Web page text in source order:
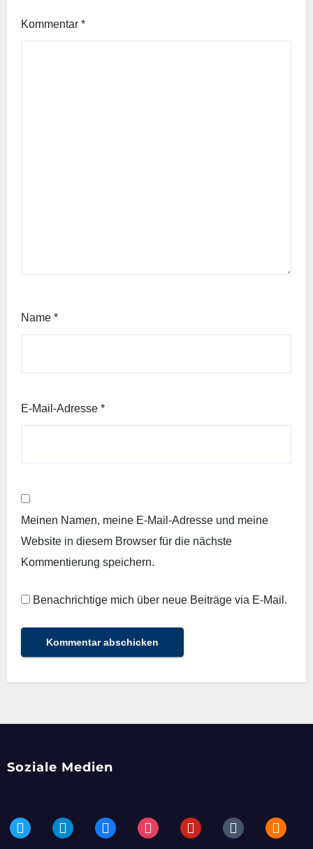
Kommentar *
Name *
E-Mail-Adresse *
Meinen Namen, meine E-Mail-Adresse und meine
Website in diesem Browser für die nächste
Kommentierung speichern.
Benachrichtige mich über neue Beiträge via E-Mail.
Soziale Medien
twitter telegramfacebookinstagrampinteresttumblr blogger